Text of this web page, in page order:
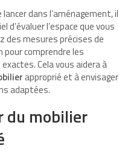
dans l’aménagement, il
d’évaluer l’espace que vous
des mesures précises de
pour comprendre les
Cela vous aidera à
approprié et à envisager
adaptées.
du mobilier